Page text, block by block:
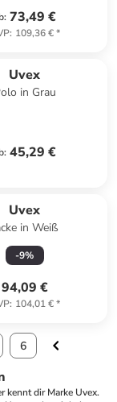
: 73,49 €
: 109,36 €*
Uvex
in Grau
: 45,29 €
Uvex
in Weiß
-9%
94,09 €
: 104,01 €*
6
kennt dir Marke Uvex.